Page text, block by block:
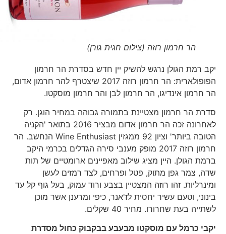
הר חרמון רוזה (צילום חגית גורן)
יקב רמת הגולן נרגש להשיק יין חדש בסדרת הר חרמון
הפופולארית: הר חרמון רוזה 2017 שיצטרף להר חרמון אדום,
הר חרמון אינדיגו, הר חרמון לבן והר חרמון מוסקטו.
סדרת הר חרמון מצטיינת בתמורה גבוהה במחיר הוגן. רק
לאחרונה זכה הר חרמון אדום מבציר 2016 בתואר 'הקניה
הטובה ביותר' וציון 92 ממגזין Wine Enthusiast הנחשב. הר
חרמון רוזה 2017 מופק מענבי סירה הגדלים בכרמי היקב
ברמת הגולן. היין מציג שילוב מאפיינים ארומטיים של תות
שדה, צמר גפן מתוק, פטל ופרחים, לצד רמזים לעשן
ומינרליות. זהו רוזה המצטיין בצבע ורוד עמוק, בעל גוף קל עד
בינוני, וטעם עשיר יחסית לז'אנר, כיפי ומרענן אשר מוכן
לשתייה בעת שחרורו. מחיר 40 שקלים.
יקבי כרמל עם מוסקטו מבעבע בבקבוק כחול מסדרת